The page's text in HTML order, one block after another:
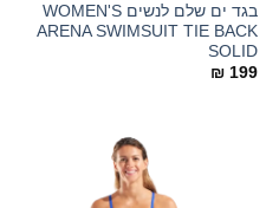
בגד ים שלם לנשים WOMEN'S
ARENA SWIMSUIT TIE BACK
SOLID
₪ 199